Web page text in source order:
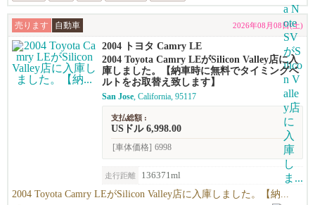
売ります 自動車 2026年08月08日(土)
2004 トヨタ Camry LE
2004 Toyota Camry LEがSilicon Valley店に入
庫しました。【納車時に無料でタイミングベ
ルトをお取替え致します】
San Jose, California, 95117
支払総額 :
USドル 6,998.00
[車体価格] 6998
走行距離 136371ml
2004 Toyota Camry LEがSilicon Valley店に入庫しました。【納...